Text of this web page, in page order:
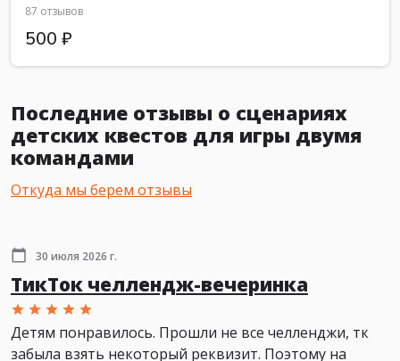
87 отзывов
500 ₽
Последние отзывы о сценариях
детских квестов для игры двумя
командами
Откуда мы берем отзывы
30 июля 2026 г.
ТикТок челлендж-вечеринка
Детям понравилось. Прошли не все челленджи, тк
забыла взять некоторый реквизит. Поэтому на